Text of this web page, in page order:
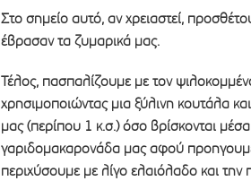
Στο σημείο αυτό, αν χρειαστεί,
έβρασαν τα ζυμαρικά μας.
Τέλος, πασπαλίζουμε με τον
χρησιμοποιώντας μια ξύλινη κουτάλα
μας (περίπου 1 κ.σ.) όσο βρίσκονται
γαριδομακαρονάδα μας αφού
περιχύσουμε με λίγο ελαιόλαδο και